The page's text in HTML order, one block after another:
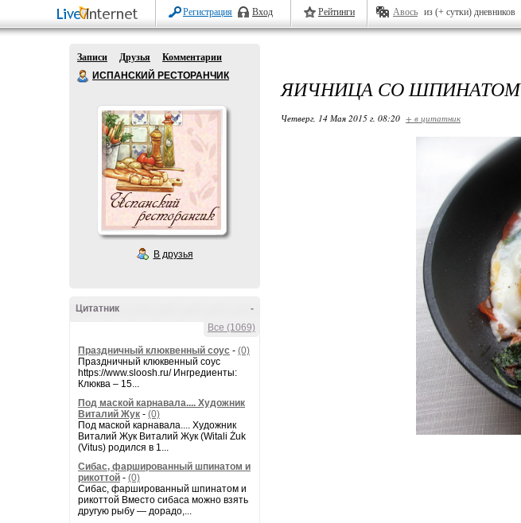
Регистрация Вход Рейтинги Авось из (+ сутки) дневников
Записи Друзья
Комментарии
ИСПАНСКИЙ РЕСТОРАНЧИК
В друзья
-
Цитатник
Все (1069)
Праздничный клюквенный соус - (0)
Праздничный клюквенный соус
https://www.sloosh.ru/ Ингредиенты:
Клюква – 15...
Под маской карнавала.... Художник
Виталий Жук - (0)
Под маской карнавала.... Художник
Виталий Жук Виталий Жук (Witali Żuk
(Vitus) родился в 1...
Сибас, фаршированный шпинатом и
рикоттой - (0)
Сибас, фаршированный шпинатом и
рикоттой Вместо сибаса можно взять
другую рыбу — дорадо,...
ЯИЧНИЦА СО ШПИНАТОМ
Четверг, 14 Мая 2015 г. 08:20 + в цитатник